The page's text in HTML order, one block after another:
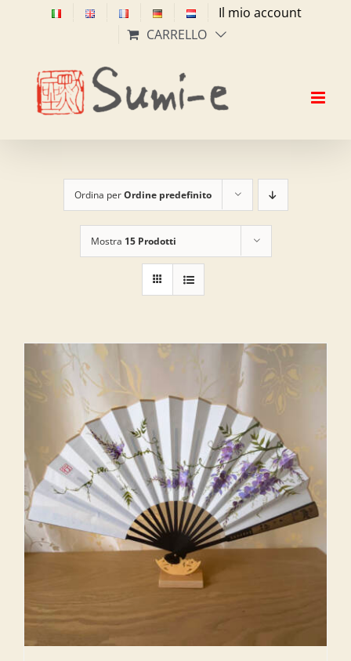
Il mio account
CARRELLO
Ordina perOrdine predefinito
Mostra 15 Prodotti